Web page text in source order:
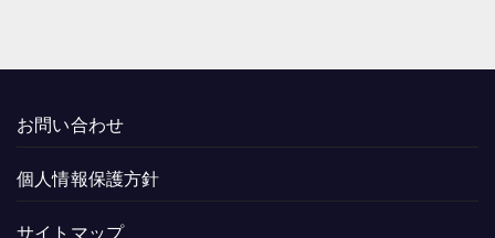
お問い合わせ
個人情報保護方針
サイトマップ